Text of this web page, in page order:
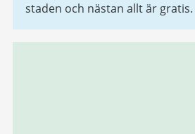
staden och nästan allt är gratis.